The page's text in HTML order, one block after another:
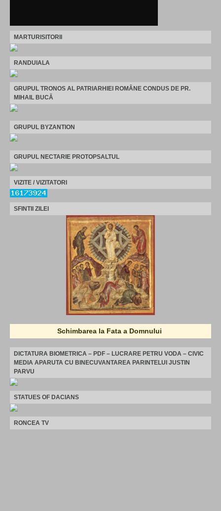
MARTURISITORII
RANDUIALA
GRUPUL TRONOS AL PATRIARHIEI ROMÂNE CONDUS DE PR.
MIHAIL BUCĂ
GRUPUL BYZANTION
GRUPUL NECTARIE PROTOPSALTUL
VIZITE / VIZITATORI
SFINTII ZILEI
Schimbarea la Fata a Domnului
DICTATURA BIOMETRICA – PDF – LUCRARE PETRU VODA – CIVIC
MEDIA APARUTA CU BINECUVANTAREA PARINTELUI JUSTIN
PARVU
STATUES OF DACIANS
RONCEA TV